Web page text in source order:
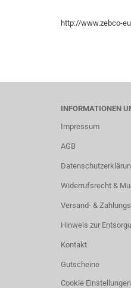
http://www.zebco-
INFORMATIONEN
Impressum
AGB
Widerrufsrecht &
Versand- &
Hinweis zur
Kontakt
Gutscheine
Cookie Einstellungen